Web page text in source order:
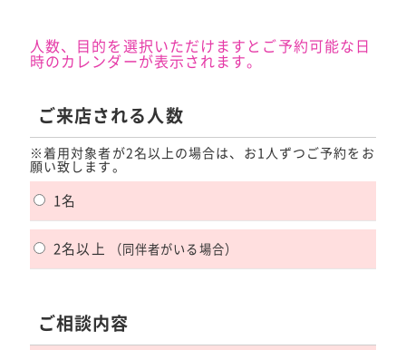
人数、目的を選択いただけますとご予約可能な日
時のカレンダーが表示されます。
ご来店される人数
※着用対象者が2名以上の場合は、お1人ずつご予約をお
願い致します。
1名
2名以上 （同伴者がいる場合）
ご相談内容